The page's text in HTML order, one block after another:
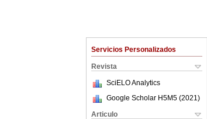
Servicios Personalizados
Revista
SciELO Analytics
Google Scholar H5M5 (2021 )
Articulo